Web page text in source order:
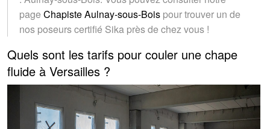
page Chapiste Aulnay-sous-Bois pour trouver un de
nos poseurs certifié Sika près de chez vous !
Quels sont les tarifs pour couler une chape
fluide à Versailles ?